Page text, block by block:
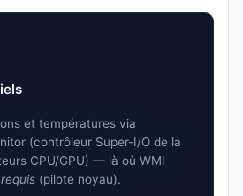
et températures via
(contrôleur Super-I/O de la
CPU/GPU) — là où WMI
(pilote noyau).